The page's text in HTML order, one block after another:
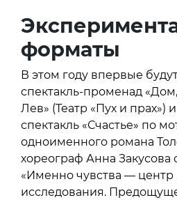
форматы
В этом году впервые
спектакль-променад
Лев» (Театр «Пух и прах»)
спектакль «Счастье» по
одноименного романа
хореограф Анна Закусова
«Именно чувства —
исследования.